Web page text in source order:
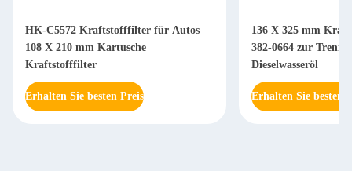
HK-C5572 Kraftstofffilter für Autos
108 X 210 mm Kartusche
Kraftstofffilter
Erhalten Sie besten Preis
136 X 325 mm
382-0664 zur
Dieselwasseröl
Erhalten Sie besten